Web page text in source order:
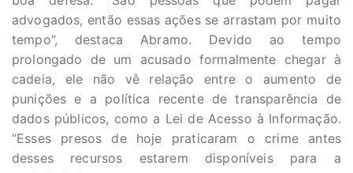
advogados, então essas ações se arrastam por muito
tempo”, destaca Abramo. Devido ao tempo
prolongado de um acusado formalmente chegar à
cadeia, ele não vê relação entre o aumento de
punições e a política recente de transparência de
dados públicos, como a Lei de Acesso à Informação.
“Esses presos de hoje praticaram o crime antes
desses recursos estarem disponíveis para a